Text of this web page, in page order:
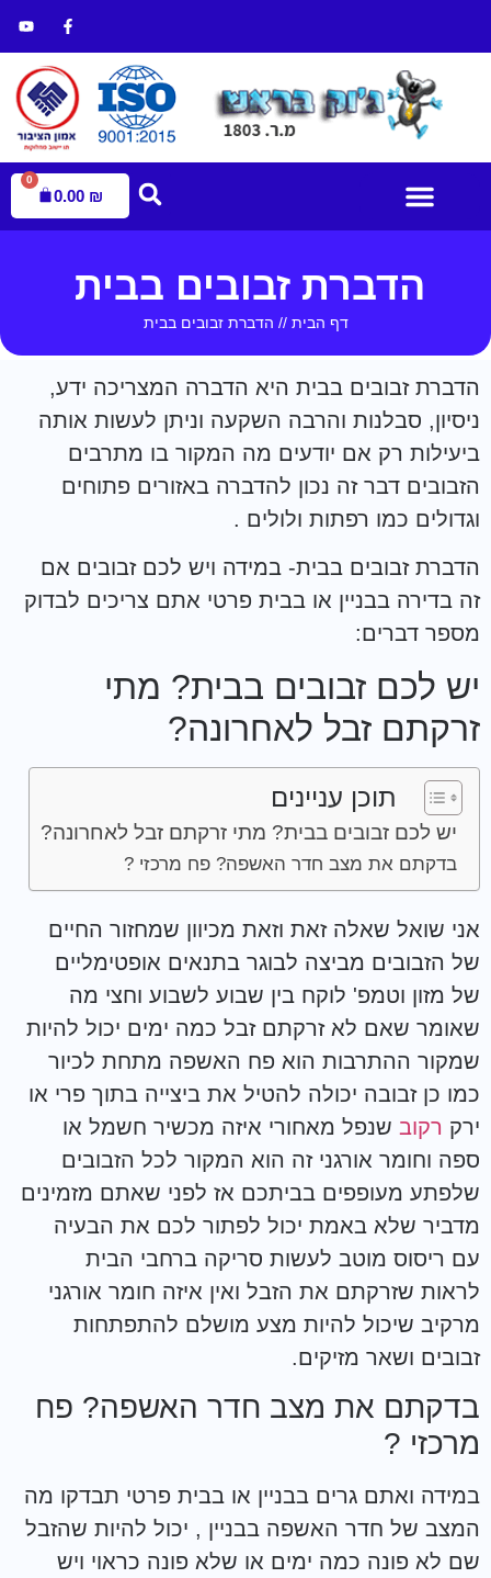
0.00 ₪
0
הדברת זבובים בבית
דף הבית // הדברת זבובים בבית
הדברת זבובים בבית היא הדברה המצריכה ידע,
ניסיון, סבלנות והרבה השקעה וניתן לעשות אותה
ביעילות רק אם יודעים מה המקור בו מתרבים
הזבובים דבר זה נכון להדברה באזורים פתוחים
וגדולים כמו רפתות ולולים .
הדברת זבובים בבית- במידה ויש לכם זבובים אם
זה בדירה בבניין או בבית פרטי אתם צריכים לבדוק
מספר דברים:
יש לכם זבובים בבית? מתי
זרקתם זבל לאחרונה?
תוכן עניינים
יש לכם זבובים בבית? מתי זרקתם זבל לאחרונה?
בדקתם את מצב חדר האשפה? פח מרכזי ?
אני שואל שאלה זאת וזאת מכיוון שמחזור החיים
של הזבובים מביצה לבוגר בתנאים אופטימליים
של מזון וטמפ' לוקח בין שבוע לשבוע וחצי מה
שאומר שאם לא זרקתם זבל כמה ימים יכול להיות
שמקור ההתרבות הוא פח האשפה מתחת לכיור
כמו כן זבובה יכולה להטיל את ביצייה בתוך פרי או
ירק רקוב שנפל מאחורי איזה מכשיר חשמל או
ספה וחומר אורגני זה הוא המקור לכל הזבובים
שלפתע מעופפים בביתכם אז לפני שאתם מזמינים
מדביר שלא באמת יכול לפתור לכם את הבעיה
עם ריסוס מוטב לעשות סריקה ברחבי הבית
לראות שזרקתם את הזבל ואין איזה חומר אורגני
מרקיב שיכול להיות מצע מושלם להתפתחות
זבובים ושאר מזיקים.
בדקתם את מצב חדר האשפה? פח
מרכזי ?
במידה ואתם גרים בבניין או בבית פרטי תבדקו מה
המצב של חדר האשפה בבניין , יכול להיות שהזבל
שם לא פונה כמה ימים או שלא פונה כראוי ויש